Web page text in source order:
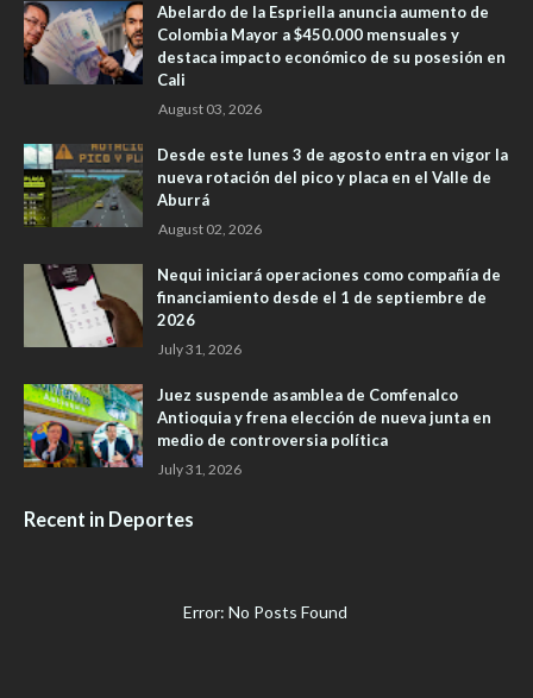
Abelardo de la Espriella anuncia aumento de
Colombia Mayor a $450.000 mensuales y
destaca impacto económico de su posesión en
Cali
August 03, 2026
Desde este lunes 3 de agosto entra en vigor la
nueva rotación del pico y placa en el Valle de
Aburrá
August 02, 2026
Nequi iniciará operaciones como compañía de
financiamiento desde el 1 de septiembre de
2026
July 31, 2026
Juez suspende asamblea de Comfenalco
Antioquia y frena elección de nueva junta en
medio de controversia política
July 31, 2026
Recent in Deportes
Error: No Posts Found